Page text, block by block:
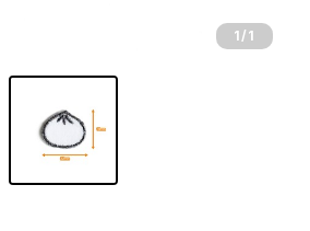
1 /1